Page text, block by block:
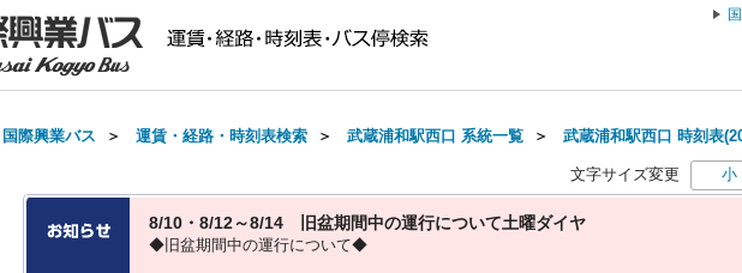
国際興業バス ＞ 運賃・経路・時刻表検索 ＞ 武蔵浦和駅西口 系統一覧 ＞ 武蔵浦和駅西口 時刻表
文字サイズ変更 小
8/10・8/12～8/14 旧盆期間中の運行について土曜ダイヤ
◆旧盆期間中の運行について◆